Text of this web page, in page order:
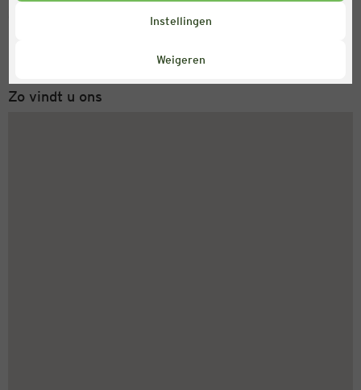
Instellingen
Weigeren
Servicenummer
Maandag tot vrijdag 8-18 uur
Zo vindt u ons